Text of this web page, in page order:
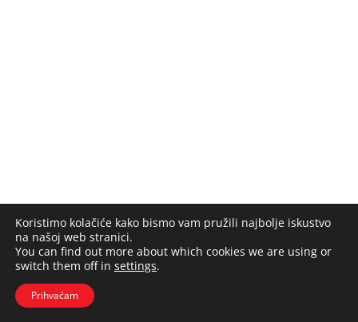
Koristimo kolačiće kako bismo vam pružili najbolje iskustvo
na našoj web stranici.
You can find out more about which cookies we are using or
switch them off in settings.
Prihvaćam